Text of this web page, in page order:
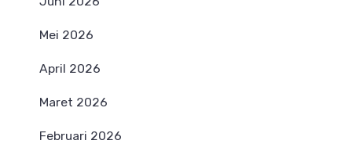
Mei 2026
April 2026
Maret 2026
Februari 2026